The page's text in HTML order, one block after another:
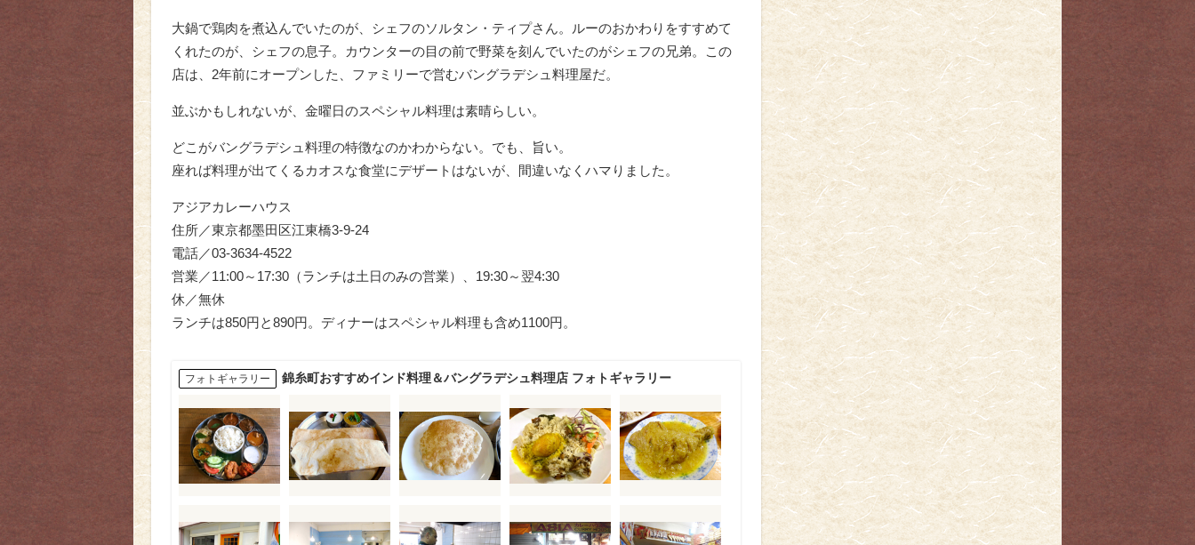
大鍋で鶏肉を煮込んでいたのが、シェフのソルタン・ティプさん。ルーのおかわりをすすめて
くれたのが、シェフの息子。カウンターの目の前で野菜を刻んでいたのがシェフの兄弟。この
店は、2年前にオープンした、ファミリーで営むバングラデシュ料理屋だ。
並ぶかもしれないが、金曜日のスペシャル料理は素晴らしい。
どこがバングラデシュ料理の特徴なのかわからない。でも、旨い。
座れば料理が出てくるカオスな食堂にデザートはないが、間違いなくハマりました。
アジアカレーハウス
住所／東京都墨田区江東橋3-9-24
電話／03-3634-4522
営業／11:00～17:30（ランチは土日のみの営業）、19:30～翌4:30
休／無休
ランチは850円と890円。ディナーはスペシャル料理も含め1100円。
フォトギャラリー 錦糸町おすすめインド料理＆バングラデシュ料理店 フォトギャラリー